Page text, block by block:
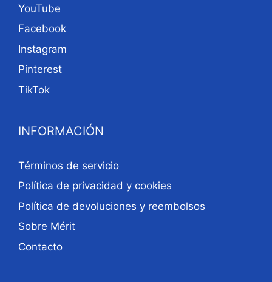
YouTube
Facebook
Instagram
Pinterest
TikTok
INFORMACIÓN
Términos de servicio
Política de privacidad y cookies
Política de devoluciones y reembolsos
Sobre Mérit
Contacto